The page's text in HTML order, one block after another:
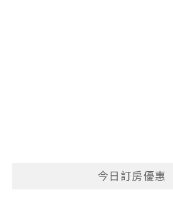
今日訂房優惠